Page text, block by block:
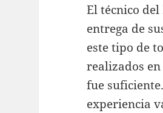
El técnico
entrega de
este tipo de
realizados
fue
experiencia